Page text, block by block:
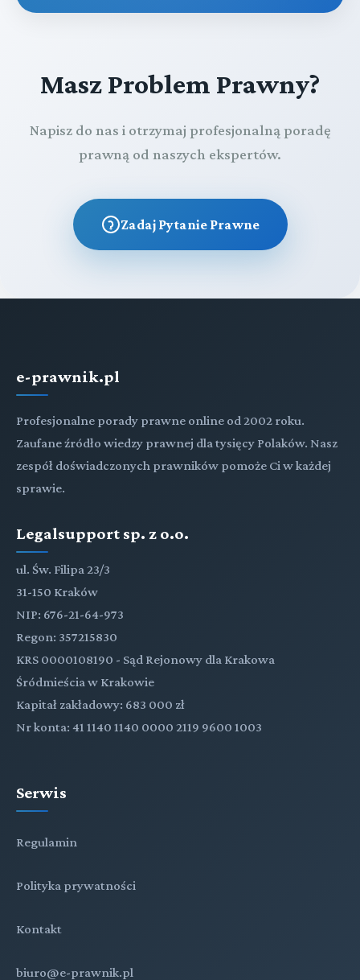
Masz Problem Prawny?
Napisz do nas i otrzymaj profesjonalną poradę
prawną od naszych ekspertów.
Zadaj Pytanie Prawne
e-prawnik.pl
Profesjonalne porady prawne online od 2002 roku.
Zaufane źródło wiedzy prawnej dla tysięcy Polaków. Nasz
zespół doświadczonych prawników pomoże Ci w każdej
sprawie.
Legalsupport sp. z o.o.
ul. Św. Filipa 23/3
31-150 Kraków
NIP: 676-21-64-973
Regon: 357215830
KRS 0000108190 - Sąd Rejonowy dla Krakowa
Śródmieścia w Krakowie
Kapitał zakładowy: 683 000 zł
Nr konta: 41 1140 1140 0000 2119 9600 1003
Serwis
Regulamin
Polityka prywatności
Kontakt
biuro@e-prawnik.pl